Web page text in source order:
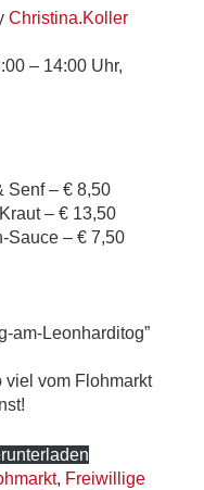
Christina.Koller
– 14:00 Uhr,
Senf – € 8,50
– € 13,50
Sauce – € 7,50
am-Leonharditog”
viel vom Flohmarkt
, Freiwillige